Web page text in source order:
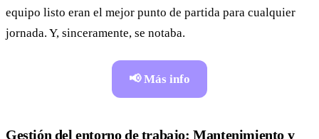
equipo listo eran el mejor punto de partida para cualquier
jornada. Y, sinceramente, se notaba.
📢 Más info
Gestión del entorno de trabajo: Mantenimiento y